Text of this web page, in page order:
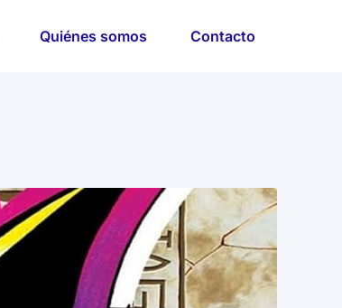
Quiénes somos Contacto